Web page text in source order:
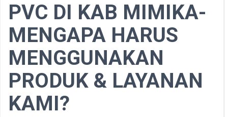
PVC DI KAB MIMIKA-
MENGAPA HARUS
MENGGUNAKAN
PRODUK & LAYANAN
KAMI?